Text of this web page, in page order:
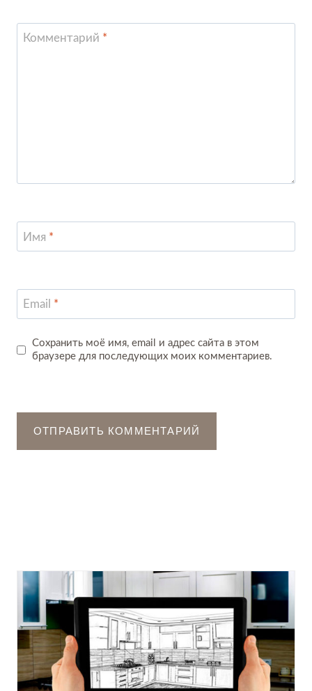
Комментарий *
Имя *
Email *
Сохранить моё имя, email и адрес сайта в этом
браузере для последующих моих комментариев.